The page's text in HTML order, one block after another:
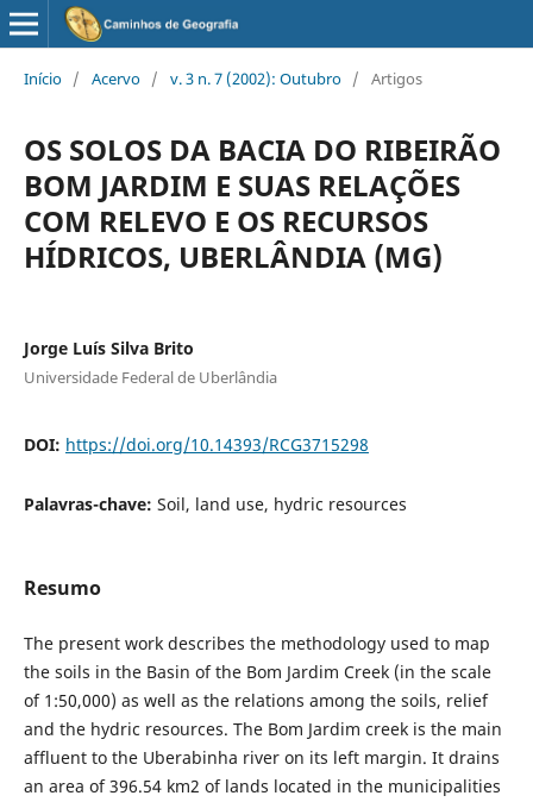
Início / Acervo / v. 3 n. 7 (2002): Outubro / Artigos
OS SOLOS DA BACIA DO RIBEIRÃO
BOM JARDIM E SUAS RELAÇÕES
COM RELEVO E OS RECURSOS
HÍDRICOS, UBERLÂNDIA (MG)
Jorge Luís Silva Brito
Universidade Federal de Uberlândia
DOI: https://doi.org/10.14393/RCG3715298
Palavras-chave: Soil, land use, hydric resources
Resumo
The present work describes the methodology used to map
the soils in the Basin of the Bom Jardim Creek (in the scale
of 1:50,000) as well as the relations among the soils, relief
and the hydric resources. The Bom Jardim creek is the main
affluent to the Uberabinha river on its left margin. It drains
an area of 396.54 km2 of lands located in the municipalities